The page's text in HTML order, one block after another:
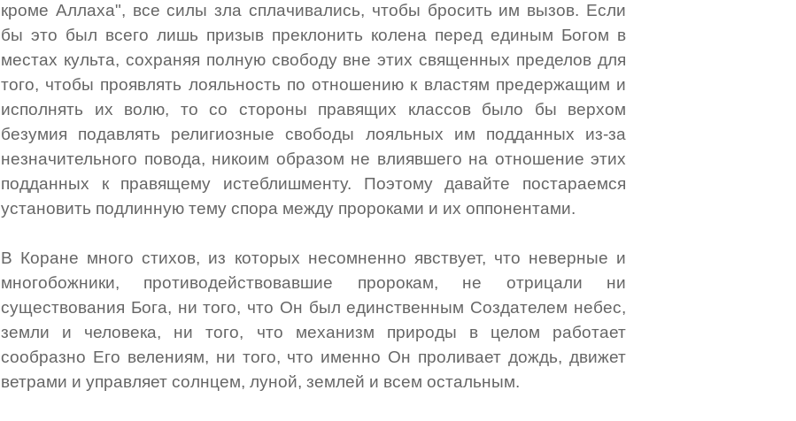
кроме Аллаха", все силы зла сплачивались, чтобы бросить им вызов. Если
бы это был всего лишь призыв преклонить колена перед единым Богом в
местах культа, сохраняя полную свободу вне этих священных пределов для
того, чтобы проявлять лояльность по отношению к властям предержащим и
исполнять их волю, то со стороны правящих классов было бы верхом
безумия подавлять религиозные свободы лояльных им подданных из-за
незначительного повода, никоим образом не влиявшего на отношение этих
подданных к правящему истеблишменту. Поэтому давайте постараемся
установить подлинную тему спора между пророками и их оппонентами.
В Коране много стихов, из которых несомненно явствует, что неверные и
многобожники, противодействовавшие пророкам, не отрицали ни
существования Бога, ни того, что Он был единственным Создателем небес,
земли и человека, ни того, что механизм природы в целом работает
сообразно Его велениям, ни того, что именно Он проливает дождь, движет
ветрами и управляет солнцем, луной, землей и всем остальным.